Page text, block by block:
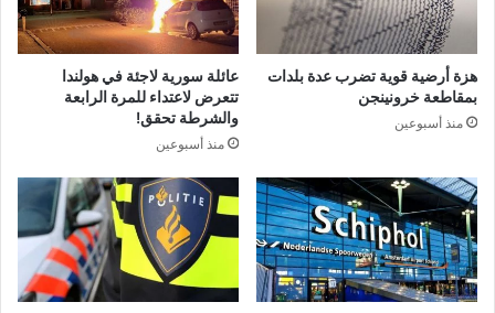
هزة أرضية قوية تضرب عدة بلدات
بمقاطعة خرونينجن
منذ أسبوعين
عائلة سورية لاجئة في هولندا
تتعرض لاعتداء للمرة الرابعة
والشرطة تحقق!
منذ أسبوعين